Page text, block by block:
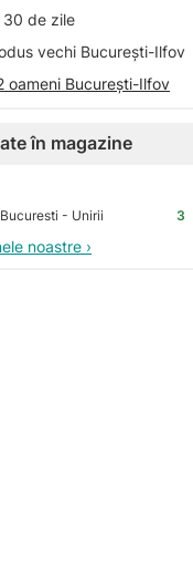
30 de zile
vechi București-Ilfov
oameni București-Ilfov
în magazine
- Unirii 3
noastre ›